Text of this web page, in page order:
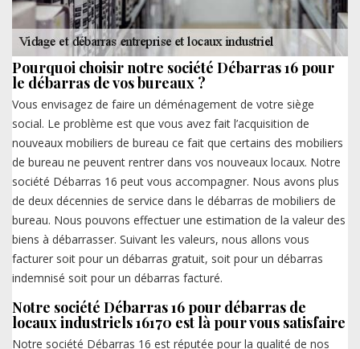
Pourquoi choisir notre société Débarras 16 pour
le débarras de vos bureaux ?
Vous envisagez de faire un déménagement de votre siège
social. Le problème est que vous avez fait l’acquisition de
nouveaux mobiliers de bureau ce fait que certains des mobiliers
de bureau ne peuvent rentrer dans vos nouveaux locaux. Notre
société Débarras 16 peut vous accompagner. Nous avons plus
de deux décennies de service dans le débarras de mobiliers de
bureau. Nous pouvons effectuer une estimation de la valeur des
biens à débarrasser. Suivant les valeurs, nous allons vous
facturer soit pour un débarras gratuit, soit pour un débarras
indemnisé soit pour un débarras facturé.
Notre société Débarras 16 pour débarras de
locaux industriels 16170 est là pour vous satisfaire
Notre société Débarras 16 est réputée pour la qualité de nos